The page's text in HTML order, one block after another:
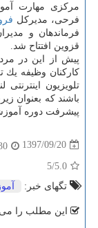
مركزی مهارت
فرحی، مدیركل
فرماندهان و
قزوین افتتاح شد.
پیش از این در
كاركنان وظیفه یك
تلویزیون
باشند كه بعنوان
پیشرفت دوره
1397/09/20
5.0
/5
تگهای خبر:
این مطلب را می